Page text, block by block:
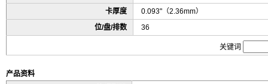
卡厚度
0.093"（2.36mm）
位/盘/排数
36
关键词
产品资料